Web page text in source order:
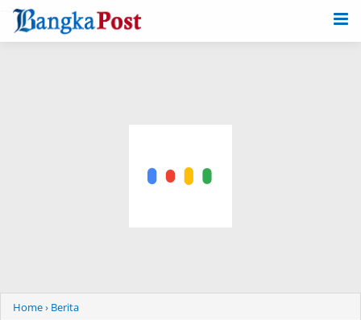
-->
Home› Berita